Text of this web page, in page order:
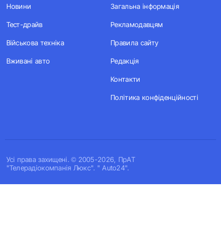
Усi права захищенi. © 2005-2026, ПрАТ
"Телерадіокомпанія Люкс". " Auto24".
Новини
Тест-драйв
Військова техніка
Вживані авто
Загальна інформація
Рекламодавцям
Правила сайту
Редакція
Контакти
Політика конфіденційності